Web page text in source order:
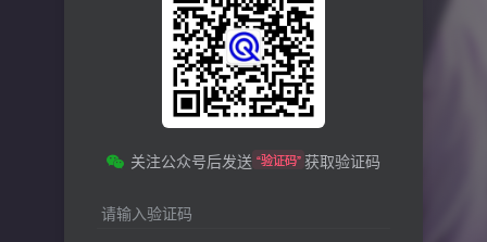
关注公众号后发送 “验证码” 获取验证码
请输入验证码